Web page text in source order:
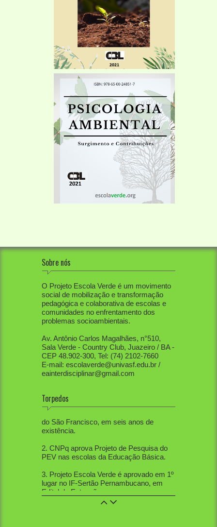
Sobre nós
O Projeto Escola Verde é um movimento
social de mobilização e transformação
pedagógica e colaborativa de escolas e
comunidades no enfrentamento dos
problemas socioambientais.
Av. Antônio Carlos Magalhães, n°510,
Sala Verde - Country Club, Juazeiro / BA -
CEP 48.902-300, Tel: (74) 2102-7660
E-mail: escolaverde@univasf.edu.br /
eainterdisciplinar@gmail.com
Torpedos
1. PEV já mobilizou diretamente mais de
80 mil pessoas, apenas na região do Vale
existência.
PEV nas escolas da Educação Básica.
lugar no IF-Sertão Pernambucano, em
Edital de Extensão.
4. PEV aprovou 12 trabalhos na Mostra